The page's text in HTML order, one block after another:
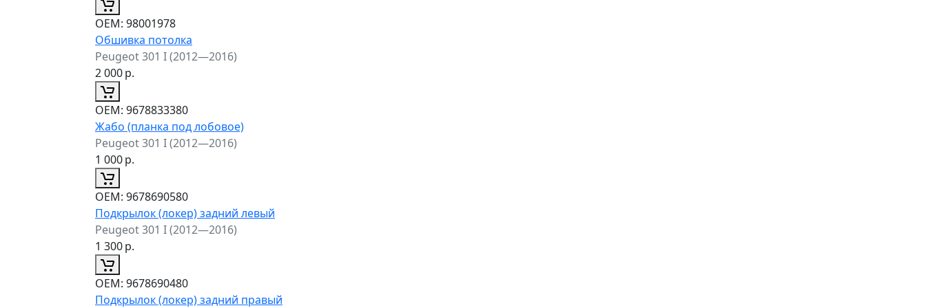
ОЕМ: 98001978
Обшивка потолка
Peugeot 301 I (2012—2016)
2 000р.
ОЕМ: 9678833380
Жабо (планка под лобовое)
Peugeot 301 I (2012—2016)
1 000р.
ОЕМ: 9678690580
Подкрылок (локер) задний левый
Peugeot 301 I (2012—2016)
1 300р.
ОЕМ: 9678690480
Подкрылок (локер) задний правый